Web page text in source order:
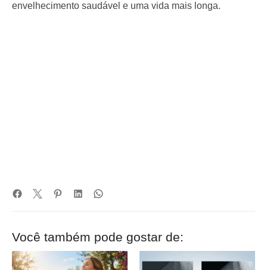
envelhecimento saudável e uma vida mais longa.
Você também pode gostar de: